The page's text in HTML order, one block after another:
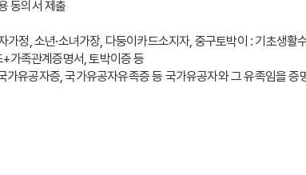
동의서 제출
정, 소년·소녀가장, 다둥이카드소지자, 중구토박이 : 기초생
가족관계증명서, 토박이증 등
유공자증, 국가유공자유족증 등 국가유공자와 그 유족임을 증